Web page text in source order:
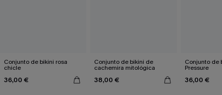
Conjunto de bikini rosa
chicle
36,00 €
Conjunto de bikini de
cachemira mitológica
38,00 €
Conjunto de
Pressure
36,00 €